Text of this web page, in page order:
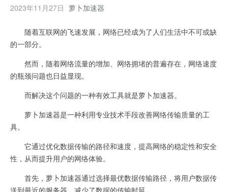
2023年11月27日 萝卜加速器
随着互联网的飞速发展，网络已经成为了人们生活中不可或缺
的一部分。
然而，随着网络流量的增加、网络拥堵的普遍存在，网络速度
的瓶颈问题也日益显现。
而解决这个问题的一种有效工具就是萝卜加速器。
萝卜加速器是一种利用专业技术手段改善网络传输质量的工
具。
它通过优化数据传输的路径和速度，提高网络的稳定性和安全
性，从而提升用户的网络体验。
首先，萝卜加速器通过选择最优数据传输路径，将用户数据传
送到最近的服务器，减少了数据的传输时延。